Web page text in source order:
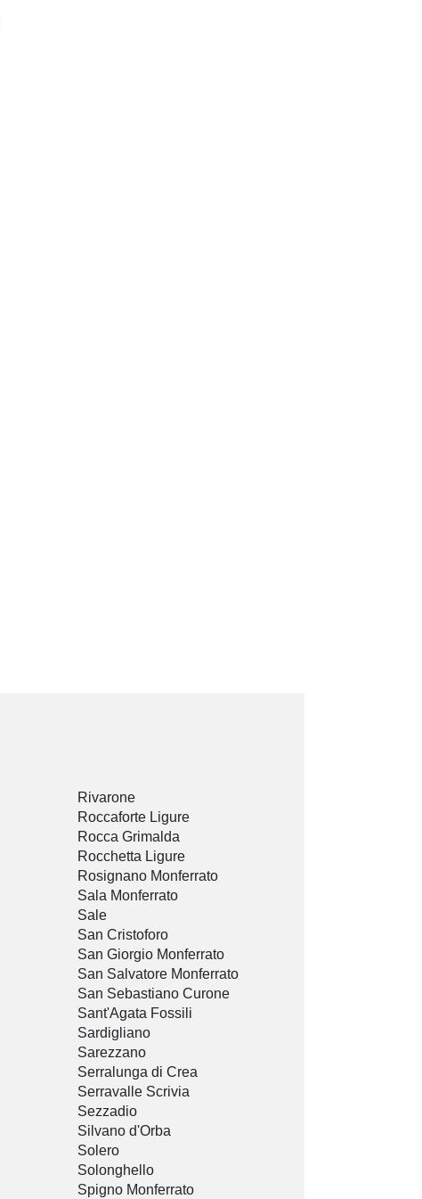
Rivarone
Roccaforte Ligure
Rocca Grimalda
Rocchetta Ligure
Rosignano Monferrato
Sala Monferrato
Sale
San Cristoforo
San Giorgio Monferrato
San Salvatore Monferrato
San Sebastiano Curone
Sant'Agata Fossili
Sardigliano
Sarezzano
Serralunga di Crea
Serravalle Scrivia
Sezzadio
Silvano d'Orba
Solero
Solonghello
Spigno Monferrato